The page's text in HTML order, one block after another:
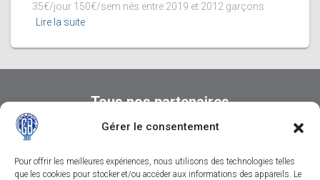
Gérer le consentement
Pour offrir les meilleures expériences, nous utilisons des technologies telles
que les cookies pour stocker et/ou accéder aux informations des appareils. Le
35€/jour 150€/sem nés entre 2019 et 2012 garçons
Lire la suite
Tous nos partenaires